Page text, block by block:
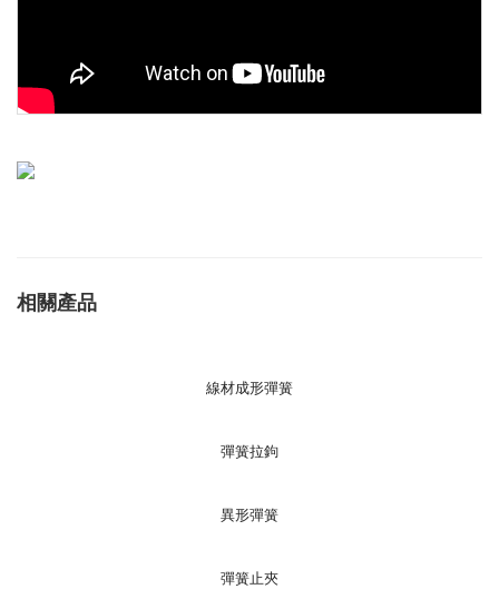
相關產品
線材成形彈簧
彈簧拉鉤
異形彈簧
彈簧止夾